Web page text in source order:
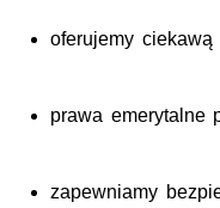
oferujemy
prawa emerytalne
zapewniamy